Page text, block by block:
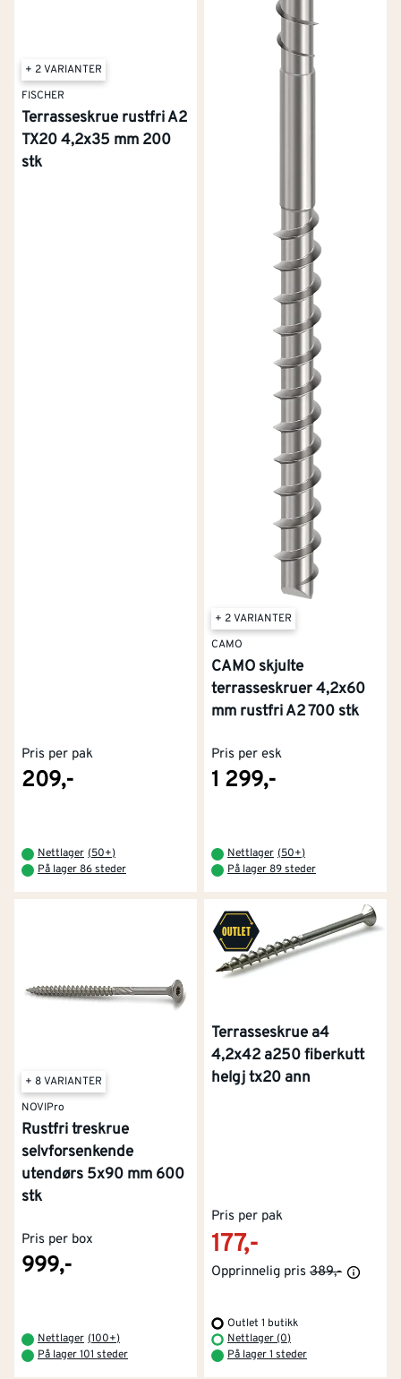
+ 2 VARIANTER
FISCHER
Terrasseskrue rustfri A2
TX20 4,2x35 mm 200
stk
Pris per pak
209,-
Nettlager (50+)
På lager 86 steder
+ 2 VARIANTER
CAMO
CAMO skjulte
terrasseskruer 4,2x60
mm rustfri A2 700 stk
Pris per esk
1 299,-
Nettlager (50+)
På lager 89 steder
+ 8 VARIANTER
NOVIPro
Rustfri treskrue
selvforsenkende
utendørs 5x90 mm 600
stk
Pris per box
999,-
Nettlager (100+)
På lager 101 steder
Terrasseskrue a4
4,2x42 a250 fiberkutt
helgj tx20 ann
Pris per pak
177,-
Opprinnelig pris 389,-
Outlet 1 butikk
Nettlager (0)
På lager 1 steder